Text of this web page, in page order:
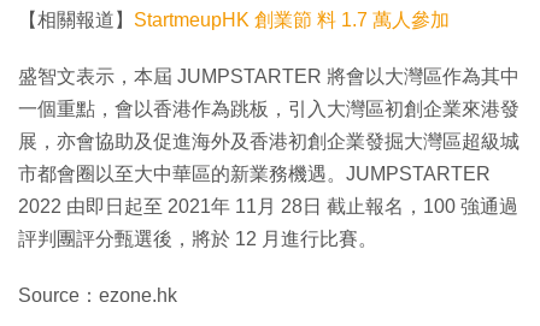
【相關報道】 StartmeupHK 創業節 料 1.7 萬人參加
盛智文表示，本屆 JUMPSTARTER 將會以大灣區作為其中
一個重點，會以香港作為跳板，引入大灣區初創企業來港發
展，亦會協助及促進海外及香港初創企業發掘大灣區超級城
市都會圈以至大中華區的新業務機遇。JUMPSTARTER
2022 由即日起至 2021年 11月 28日 截止報名，100 強通過
評判團評分甄選後，將於 12 月進行比賽。
Source：ezone.hk